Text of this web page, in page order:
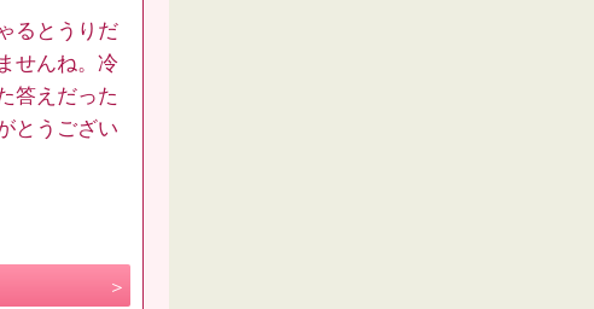
るとうりだ
せんね。冷
答えだった
とうござい